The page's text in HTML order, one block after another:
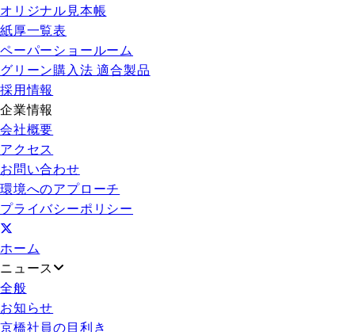
オリジナル見本帳
紙厚一覧表
ペーパーショールーム
グリーン購入法 適合製品
採用情報
企業情報
会社概要
アクセス
お問い合わせ
環境へのアプローチ
プライバシーポリシー
ホーム
ニュース
全般
お知らせ
京橋社員の目利き